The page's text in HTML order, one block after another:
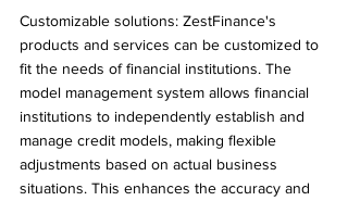
Customizable solutions: ZestFinance's
products and services can be customized to
fit the needs of financial institutions. The
model management system allows financial
institutions to independently establish and
manage credit models, making flexible
adjustments based on actual business
situations. This enhances the accuracy and